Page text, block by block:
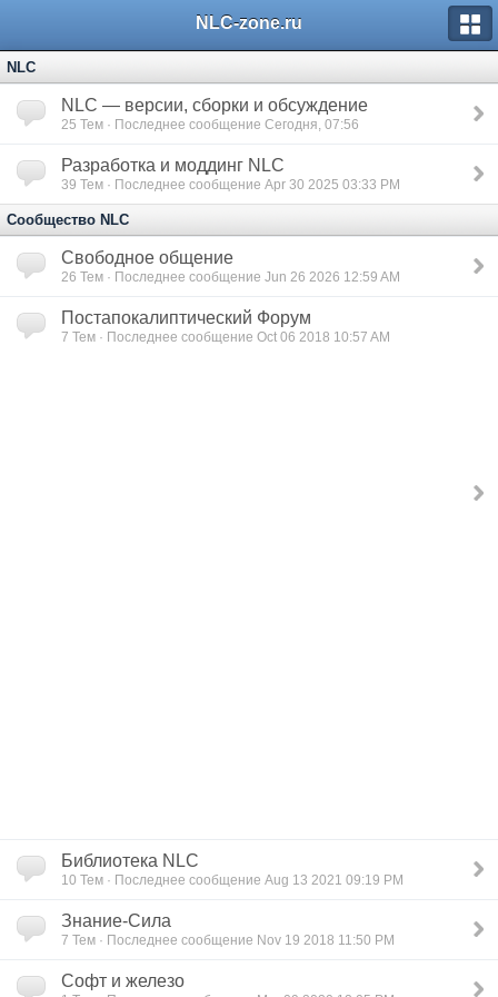
NLC-zone.ru
NLC
NLC — версии, сборки и обсуждение
25 Тем · Последнее сообщение Сегодня, 07:56
Разработка и моддинг NLC
39 Тем · Последнее сообщение Apr 30 2025 03:33 PM
Сообщество NLC
Свободное общение
26 Тем · Последнее сообщение Jun 26 2026 12:59 AM
Постапокалиптический Форум
7 Тем · Последнее сообщение Oct 06 2018 10:57 AM
Библиотека NLC
10 Тем · Последнее сообщение Aug 13 2021 09:19 PM
Знание-Сила
7 Тем · Последнее сообщение Nov 19 2018 11:50 PM
Софт и железо